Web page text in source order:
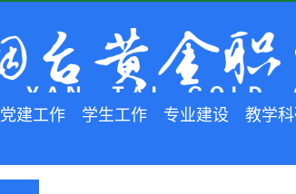
党建工作 学生工作 专业建设 教学